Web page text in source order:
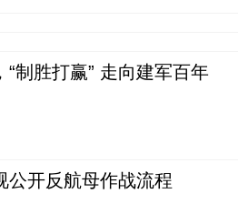
制胜打赢” 走向建军百年
公开反航母作战流程